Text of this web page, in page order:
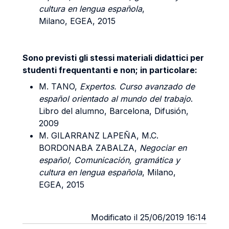
cultura en lengua española,
Milano, EGEA, 2015
Sono previsti gli stessi materiali didattici per
studenti frequentanti e non; in particolare:
M. TANO, Expertos. Curso avanzado de
español orientado al mundo del trabajo.
Libro del alumno, Barcelona, Difusión,
2009
M. GILARRANZ LAPEÑA, M.C.
BORDONABA ZABALZA, Negociar en
español, Comunicación, gramática y
cultura en lengua española, Milano,
EGEA, 2015
Modificato il 25/06/2019 16:14